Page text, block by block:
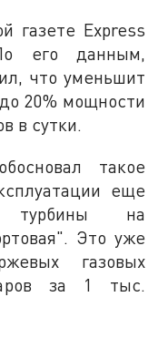
газете Express
его данным,
что уменьшит
20% мощности
в сутки.
такое
еще
турбины на
Это уже
газовых
за 1 тыс.